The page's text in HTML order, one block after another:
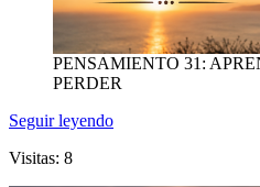
PENSAMIENTO 31:
PERDER
Seguir leyendo
Visitas: 8